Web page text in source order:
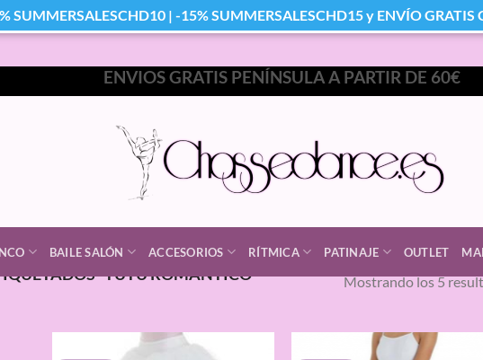
ENVIOS GRATIS PENÍNSULA A PARTIR DE 60€
BAILE SALÓN ACCESORIOS RÍTMICA PATINAJE OUTLET
“TUTU ROMANTICO
Mostrando los 5
SUMMERSALESCHD10 | -15% SUMMERSALESCHD15 y ENVÍO